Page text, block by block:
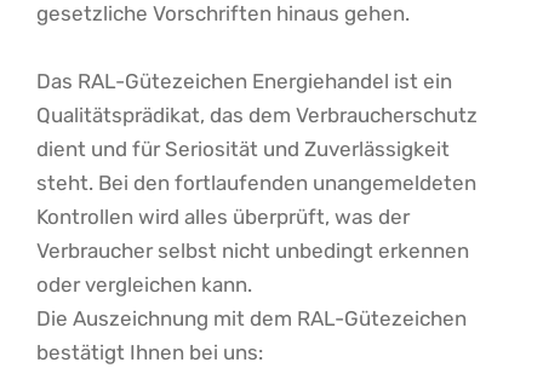
gesetzliche Vorschriften hinaus gehen.
Das RAL-Gütezeichen Energiehandel ist ein
Qualitätsprädikat, das dem Verbraucherschutz
dient und für Seriosität und Zuverlässigkeit
steht. Bei den fortlaufenden unangemeldeten
Kontrollen wird alles überprüft, was der
Verbraucher selbst nicht unbedingt erkennen
oder vergleichen kann.
Die Auszeichnung mit dem RAL-Gütezeichen
bestätigt Ihnen bei uns: